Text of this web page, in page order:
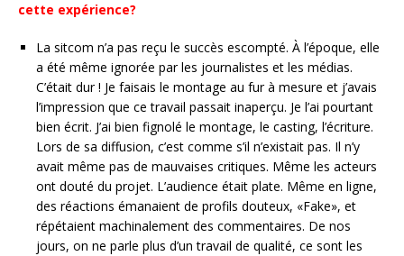
cette expérience?
La sitcom n’a pas reçu le succès escompté. À l’époque, elle
a été même ignorée par les journalistes et les médias.
C’était dur ! Je faisais le montage au fur à mesure et j’avais
l’impression que ce travail passait inaperçu. Je l’ai pourtant
bien écrit. J’ai bien fignolé le montage, le casting, l’écriture.
Lors de sa diffusion, c’est comme s’il n’existait pas. Il n’y
avait même pas de mauvaises critiques. Même les acteurs
ont douté du projet. L’audience était plate. Même en ligne,
des réactions émanaient de profils douteux, «Fake», et
répétaient machinalement des commentaires. De nos
jours, on ne parle plus d’un travail de qualité, ce sont les